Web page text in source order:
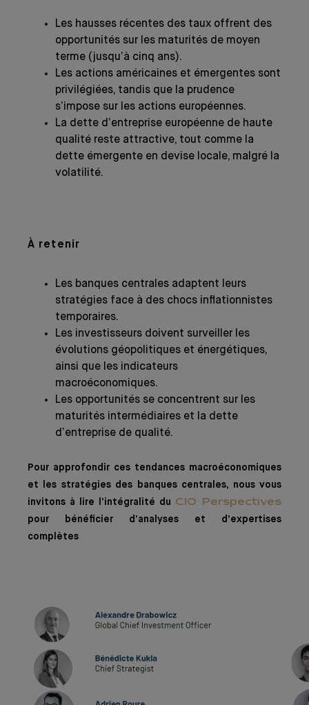
Les hausses récentes des taux offrent des
opportunités sur les maturités de moyen
terme (jusqu’à cinq ans).
Les actions américaines et émergentes sont
privilégiées, tandis que la prudence
s’impose sur les actions européennes.
La dette d’entreprise européenne de haute
qualité reste attractive, tout comme la
dette émergente en devise locale, malgré la
volatilité.
À retenir
Les banques centrales adaptent leurs
stratégies face à des chocs inflationnistes
temporaires.
Les investisseurs doivent surveiller les
évolutions géopolitiques et énergétiques,
ainsi que les indicateurs
macroéconomiques.
Les opportunités se concentrent sur les
maturités intermédiaires et la dette
d’entreprise de qualité.
Pour approfondir ces tendances macroéconomiques
et les stratégies des banques centrales, nous vous
invitons à lire l’intégralité du CIO Perspectives
pour bénéficier d’analyses et d’expertises
complètes